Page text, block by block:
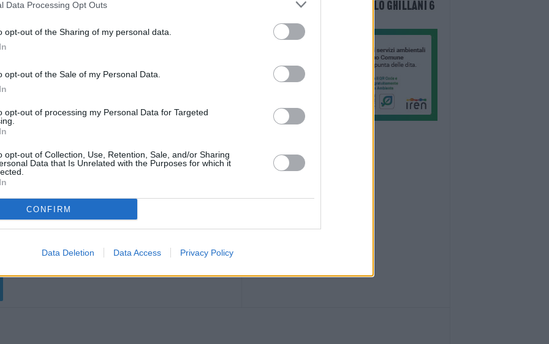
Data Processing Opt Outs
opt-out of the Sharing of my personal data.
opt-out of the Sale of my Personal Data.
opt-out of processing my Personal Data for Targeted
opt-out of Collection, Use, Retention, Sale, and/or Sharing
Data that Is Unrelated with the Purposes for which it
CONFIRM
Data Deletion Data Access Privacy Policy
quindi a 22.232 (+102): 388 “clinicamente guarite”,
manifestazioni cliniche associate all’infezione, e
perché risultate negative in due test consecutivi.
: tre uomini e due donne. Complessivamente, in Emilia-
quanto riguarda la provincia di residenza, 2 decessi si
diReggio Emilia, 1 decesso in provincia diRavenna
province di Bologna, Modena, Ferrara, Forlì-
che si riferiscono non alla provincia di residenza, ma a
a
caso). I casi di positività inRomagna